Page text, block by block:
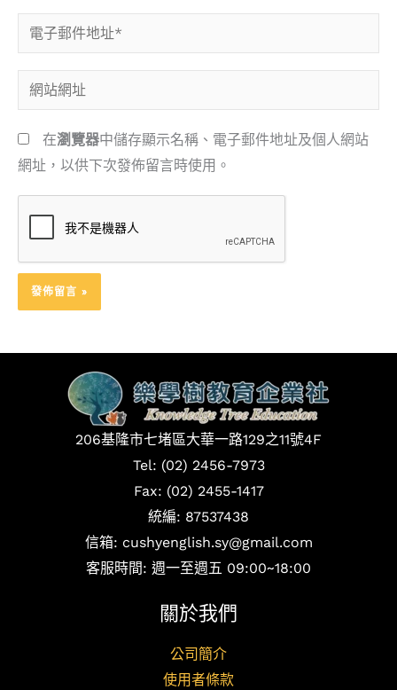
電
子
件
網
站
網
址
在瀏覽器中儲存顯示名稱、電子郵件地址及個人網站
網址，以供下次發佈留言時使用。
206基隆市七堵區大華一路129之11號4F
Tel: (02) 2456-7973
Fax: (02) 2455-1417
統編: 87537438
信箱: cushyenglish.sy@gmail.com
客服時間: 週一至週五 09:00~18:00
關於我們
公司簡介
使用者條款